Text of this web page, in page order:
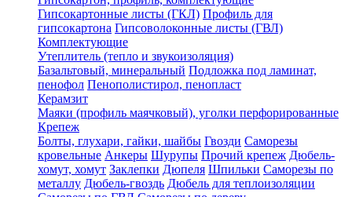
Гипсокартонные листы (ГКЛ) Профиль для
гипсокартона Гипсоволоконные листы (ГВЛ)
Комплектующие
Утеплитель (тепло и звукоизоляция)
Базальтовый, минеральный Подложка под ламинат,
пенофол Пенополистирол, пенопласт
Керамзит
Маяки (профиль маячковый), уголки перфорированные
Крепеж
Болты, глухари, гайки, шайбы Гвозди Саморезы
кровельные Анкеры Шурупы Прочий крепеж Дюбель-
хомут, хомут Заклепки Дюпеля Шпильки Саморезы по
металлу Дюбель-гвоздь Дюбель для теплоизоляции